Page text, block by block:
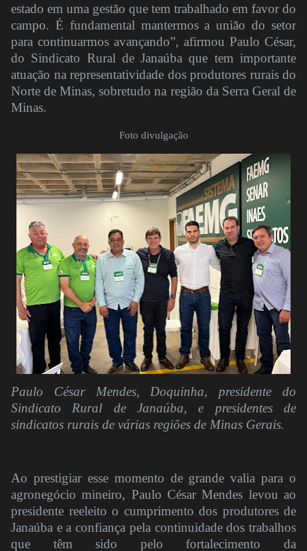
estado em uma gestão que tem trabalhado em favor do
campo. É fundamental mantermos a união do setor
para continuarmos avançando”, afirmou Paulo César,
do Sindicato Rural de Janaúba que tem importante
atuação na representatividade dos produtores rurais do
Norte de Minas, sobretudo na região da Serra Geral de
Minas.
Foto divulgação
Paulo César Mendes, Doquinha, presidente do
Sindicato Rural de Janaúba, e presidentes de
sindicatos rurais de várias regiões de Minas Gerais.
Ao prestigiar esse momento de grande valia para o
agronegócio mineiro, Paulo César Mendes levou ao
presidente reeleito o cumprimento dos produtores de
Janaúba e a confiança pela continuidade dos trabalhos
que têm sido pelo fortalecimento da